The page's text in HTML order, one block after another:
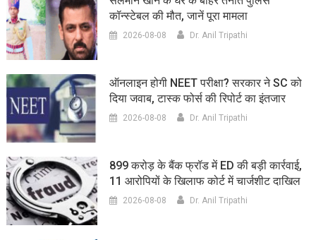
कॉन्स्टेबल की मौत, जानें पूरा मामला
2026-08-08 Dr. Anil Tripathi
ऑनलाइन होगी NEET परीक्षा? सरकार ने SC को
दिया जवाब, टास्क फोर्स की रिपोर्ट का इंतजार
2026-08-08 Dr. Anil Tripathi
899 करोड़ के बैंक फ्रॉड में ED की बड़ी कार्रवाई,
11 आरोपियों के खिलाफ कोर्ट में चार्जशीट दाखिल
2026-08-08 Dr. Anil Tripathi